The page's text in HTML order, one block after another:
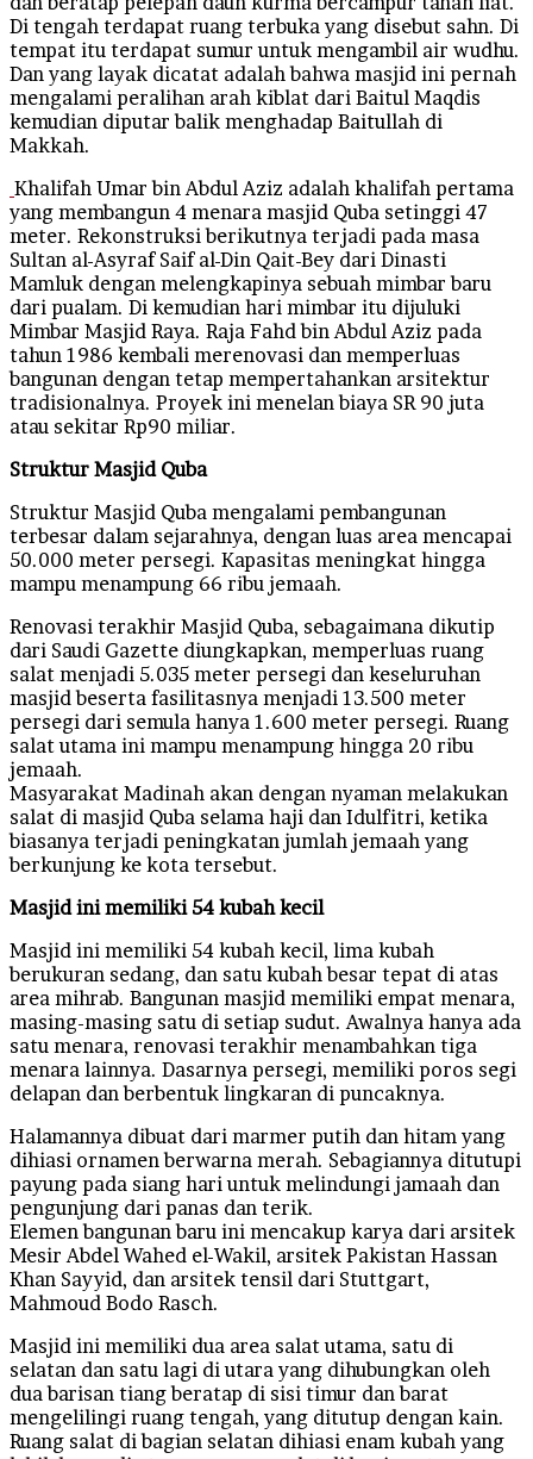
Di tengah terdapat ruang terbuka yang disebut sahn. Di
tempat itu terdapat sumur untuk mengambil air wudhu.
Dan yang layak dicatat adalah bahwa masjid ini pernah
mengalami peralihan arah kiblat dari Baitul Maqdis
kemudian diputar balik menghadap Baitullah di
Makkah.
Khalifah Umar bin Abdul Aziz adalah khalifah pertama
yang membangun 4 menara masjid Quba setinggi 47
meter. Rekonstruksi berikutnya terjadi pada masa
Sultan al-Asyraf Saif al-Din Qait-Bey dari Dinasti
Mamluk dengan melengkapinya sebuah mimbar baru
dari pualam. Di kemudian hari mimbar itu dijuluki
Mimbar Masjid Raya. Raja Fahd bin Abdul Aziz pada
tahun 1986 kembali merenovasi dan memperluas
bangunan dengan tetap mempertahankan arsitektur
tradisionalnya. Proyek ini menelan biaya SR 90 juta
atau sekitar Rp90 miliar.
Struktur Masjid Quba
Struktur Masjid Quba mengalami pembangunan
terbesar dalam sejarahnya, dengan luas area mencapai
50.000 meter persegi. Kapasitas meningkat hingga
mampu menampung 66 ribu jemaah.
Renovasi terakhir Masjid Quba, sebagaimana dikutip
dari Saudi Gazette diungkapkan, memperluas ruang
salat menjadi 5.035 meter persegi dan keseluruhan
masjid beserta fasilitasnya menjadi 13.500 meter
persegi dari semula hanya 1.600 meter persegi. Ruang
salat utama ini mampu menampung hingga 20 ribu
jemaah.
Masyarakat Madinah akan dengan nyaman melakukan
salat di masjid Quba selama haji dan Idulfitri, ketika
biasanya terjadi peningkatan jumlah jemaah yang
berkunjung ke kota tersebut.
Masjid ini memiliki 54 kubah kecil
Masjid ini memiliki 54 kubah kecil, lima kubah
berukuran sedang, dan satu kubah besar tepat di atas
area mihrab. Bangunan masjid memiliki empat menara,
masing-masing satu di setiap sudut. Awalnya hanya ada
satu menara, renovasi terakhir menambahkan tiga
menara lainnya. Dasarnya persegi, memiliki poros segi
delapan dan berbentuk lingkaran di puncaknya.
Halamannya dibuat dari marmer putih dan hitam yang
dihiasi ornamen berwarna merah. Sebagiannya ditutupi
payung pada siang hari untuk melindungi jamaah dan
pengunjung dari panas dan terik.
Elemen bangunan baru ini mencakup karya dari arsitek
Mesir Abdel Wahed el-Wakil, arsitek Pakistan Hassan
Khan Sayyid, dan arsitek tensil dari Stuttgart,
Mahmoud Bodo Rasch.
Masjid ini memiliki dua area salat utama, satu di
selatan dan satu lagi di utara yang dihubungkan oleh
dua barisan tiang beratap di sisi timur dan barat
mengelilingi ruang tengah, yang ditutup dengan kain.
Ruang salat di bagian selatan dihiasi enam kubah yang